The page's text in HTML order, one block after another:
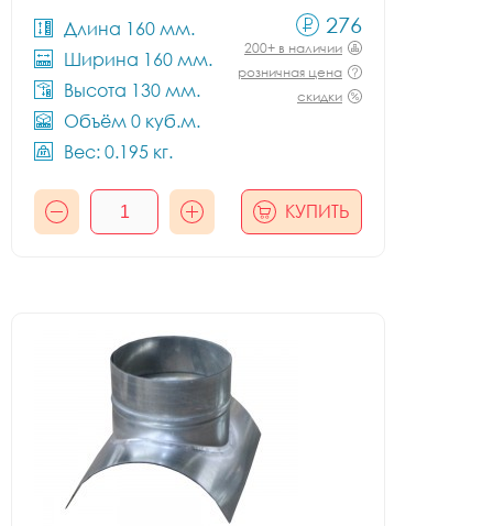
Длина 160 мм.
Ширина 160 мм.
Высота 130 мм.
Объём 0 куб.м.
Вес: 0.195 кг.
276
200+ в наличии
розничная цена
скидки
КУПИТЬ